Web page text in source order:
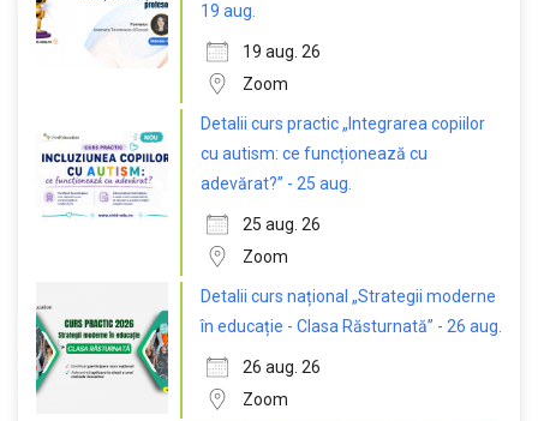
19 aug.
19 aug. 26
Zoom
Detalii curs practic „Integrarea copiilor
cu autism: ce funcționează cu
adevărat?” - 25 aug.
25 aug. 26
Zoom
Detalii curs național „Strategii moderne
în educație - Clasa Răsturnată” - 26 aug.
26 aug. 26
Zoom